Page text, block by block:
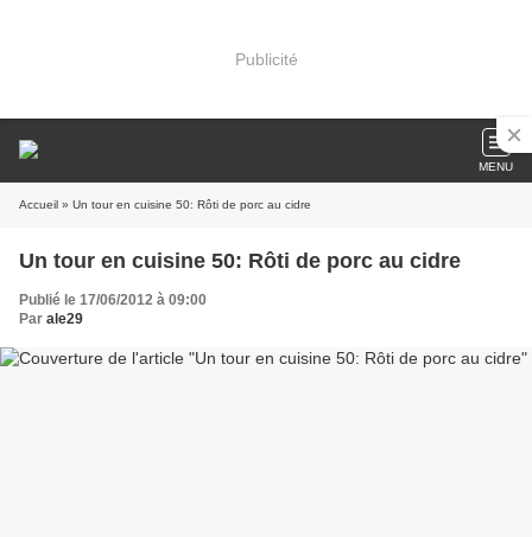
Publicité
MENU
Accueil » Un tour en cuisine 50: Rôti de porc au cidre
Un tour en cuisine 50: Rôti de porc au cidre
Publié le 17/06/2012 à 09:00
Par ale29